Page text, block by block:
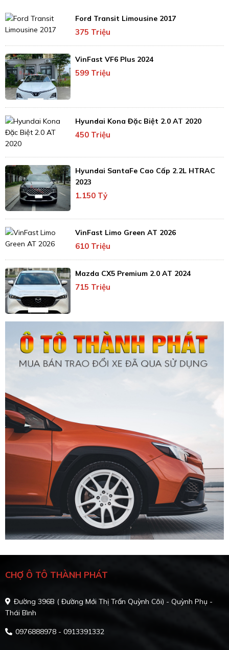
Ford Transit Limousine 2017
375 Triệu
VinFast VF6 Plus 2024
599 Triệu
Hyundai Kona Đặc Biệt 2.0 AT 2020
450 Triệu
Hyundai SantaFe Cao Cấp 2.2L HTRAC
2023
1.150 Tỷ
VinFast Limo Green AT 2026
610 Triệu
Mazda CX5 Premium 2.0 AT 2024
715 Triệu
CHỢ Ô TÔ THÀNH PHÁT
Đường 396B ( Đường Mới Thị Trấn Quỳnh Côi) - Quỳnh Phụ -
Thái Bình
0976888978 - 0913391332